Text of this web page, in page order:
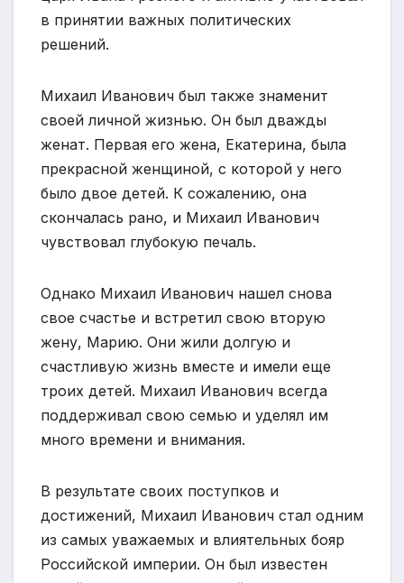
в принятии важных политических
решений.
Михаил Иванович был также знаменит
своей личной жизнью. Он был дважды
женат. Первая его жена, Екатерина, была
прекрасной женщиной, с которой у него
было двое детей. К сожалению, она
скончалась рано, и Михаил Иванович
чувствовал глубокую печаль.
Однако Михаил Иванович нашел снова
свое счастье и встретил свою вторую
жену, Марию. Они жили долгую и
счастливую жизнь вместе и имели еще
троих детей. Михаил Иванович всегда
поддерживал свою семью и уделял им
много времени и внимания.
В результате своих поступков и
достижений, Михаил Иванович стал одним
из самых уважаемых и влиятельных бояр
Российской империи. Он был известен